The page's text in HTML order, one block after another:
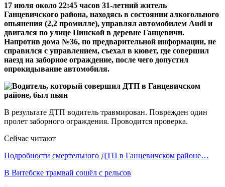
17 июля около 22:45 часов 31-летний житель
Ганцевичского района, находясь в состоянии алкогольного
опьянения (2,2 промилле), управлял автомобилем Audi и
двигался по улице Пинской в деревне Ганцевичи.
Напротив дома №36, по предварительной информации, не
справился с управлением, съехал в кювет, где совершил
наезд на заборное ограждение, после чего допустил
опрокидывание автомобиля.
В результате ДТП водитель травмирован. Поврежден один
пролет заборного ограждения. Проводится проверка.
Сейчас читают
Подробности смертельного ДТП в Ганцевичском районе…
В Витебске трамвай сошёл с рельсов